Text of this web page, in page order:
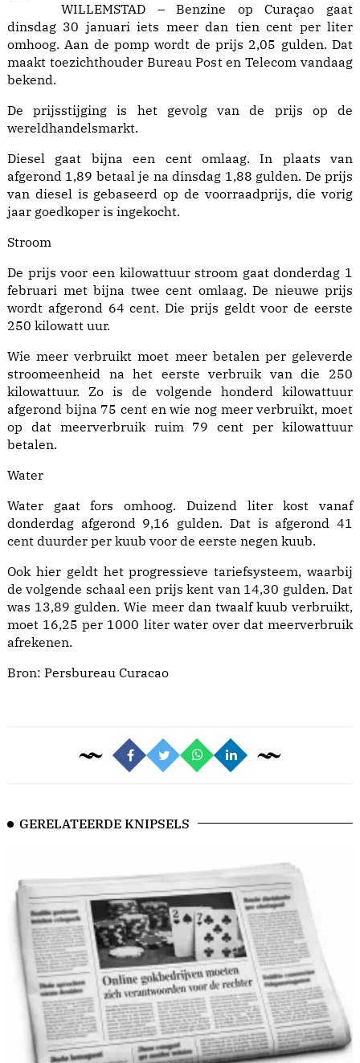
WILLEMSTAD – Benzine op Curaçao gaat
dinsdag 30 januari iets meer dan tien cent per liter
omhoog. Aan de pomp wordt de prijs 2,05 gulden. Dat
maakt toezichthouder Bureau Post en Telecom vandaag
bekend.
De prijsstijging is het gevolg van de prijs op de
wereldhandelsmarkt.
Diesel gaat bijna een cent omlaag. In plaats van
afgerond 1,89 betaal je na dinsdag 1,88 gulden. De prijs
van diesel is gebaseerd op de voorraadprijs, die vorig
jaar goedkoper is ingekocht.
Stroom
De prijs voor een kilowattuur stroom gaat donderdag 1
februari met bijna twee cent omlaag. De nieuwe prijs
wordt afgerond 64 cent. Die prijs geldt voor de eerste
250 kilowatt uur.
Wie meer verbruikt moet meer betalen per geleverde
stroomeenheid na het eerste verbruik van die 250
kilowattuur. Zo is de volgende honderd kilowattuur
afgerond bijna 75 cent en wie nog meer verbruikt, moet
op dat meerverbruik ruim 79 cent per kilowattuur
betalen.
Water
Water gaat fors omhoog. Duizend liter kost vanaf
donderdag afgerond 9,16 gulden. Dat is afgerond 41
cent duurder per kuub voor de eerste negen kuub.
Ook hier geldt het progressieve tariefsysteem, waarbij
de volgende schaal een prijs kent van 14,30 gulden. Dat
was 13,89 gulden. Wie meer dan twaalf kuub verbruikt,
moet 16,25 per 1000 liter water over dat meerverbruik
afrekenen.
Bron: Persbureau Curacao
GERELATEERDE KNIPSELS